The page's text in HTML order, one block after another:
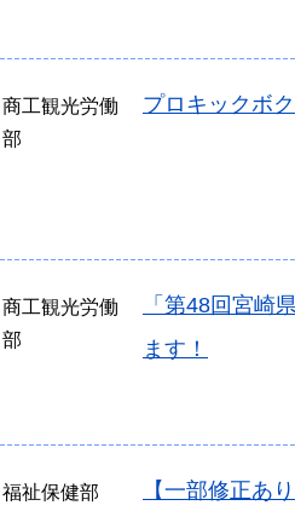
商工観光労働
部
プロキックボ
商工観光労働
部
「第48回宮崎
ます！
福祉保健部 【一部修正あ